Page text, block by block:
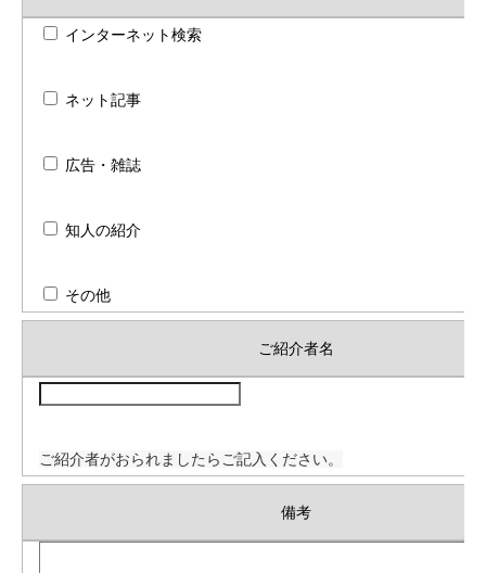
インターネット検索
ネット記事
広告・雑誌
知人の紹介
その他
ご紹介者名
ご紹介者がおられましたらご記入ください。
備考